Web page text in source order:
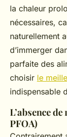
la chaleur
nécessaires,
naturellement
d’immerger
parfaite des
choisir le
indispensable
L’absence
PFOA)